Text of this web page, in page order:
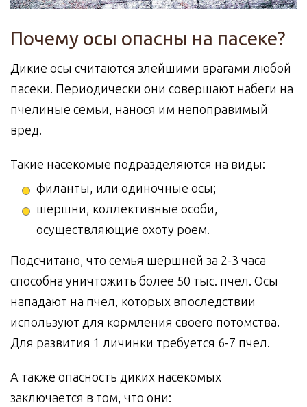
Почему осы опасны на пасеке?
Дикие осы считаются злейшими врагами любой
пасеки. Периодически они совершают набеги на
пчелиные семьи, нанося им непоправимый
вред.
Такие насекомые подразделяются на виды:
филанты, или одиночные осы;
шершни, коллективные особи,
осуществляющие охоту роем.
Подсчитано, что семья шершней за 2-3 часа
способна уничтожить более 50 тыс. пчел. Осы
нападают на пчел, которых впоследствии
используют для кормления своего потомства.
Для развития 1 личинки требуется 6-7 пчел.
А также опасность диких насекомых
заключается в том, что они: